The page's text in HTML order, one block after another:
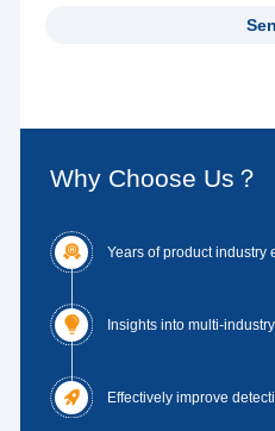
Why Choose Us？
 Years of product industry
 Insights into multi-
 Effectively improve